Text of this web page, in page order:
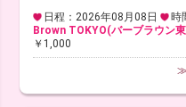
日程：2026年08月08日 時
Brown TOKYO(バーブラウン
￥1,000
≫